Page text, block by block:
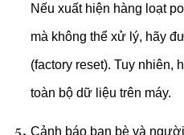
Nếu xuất hiện hàng loạt
mà không thể xử lý, hãy
(factory reset). Tuy nhiên,
toàn bộ dữ liệu trên máy.
Cảnh báo bạn bè và